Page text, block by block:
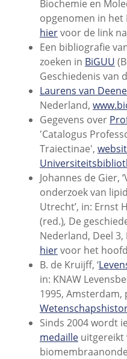
Biochemie en
opgenomen in het
hiervoor de link
Een bibliografie
zoeken in BiGUU
Geschiedenis van
Laurens van
Nederland,
Gegevens over
'Catalogus
Traiectinae',
Johannes de Gier,
onderzoek van
Utrecht’, in: Ernst
(red.), De
Nederland, Deel 3,
hiervoor het
B. de Kruijff, ‘
in: KNAW
1995, Amsterdam,
Sinds 2004 wordt
medailleuitgereikt